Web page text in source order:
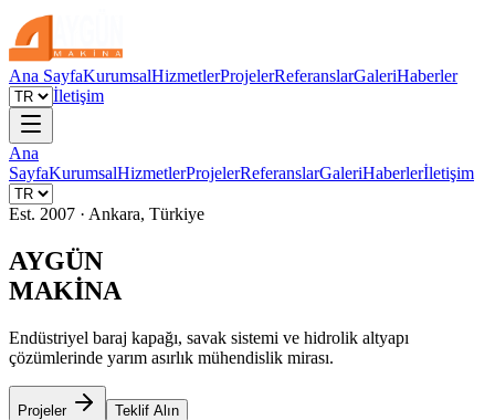
Ana SayfaKurumsalHizmetlerProjelerReferanslarGaleriHaberler
İletişim
Ana
SayfaKurumsalHizmetlerProjelerReferanslarGaleriHaberlerİletişim
Est. 2007 · Ankara, Türkiye
AYGÜN
MAKİNA
Endüstriyel baraj kapağı, savak sistemi ve hidrolik altyapı
çözümlerinde yarım asırlık mühendislik mirası.
Projeler Teklif Alın